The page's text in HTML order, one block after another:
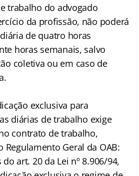
trabalho do advogado
da profissão, não poderá
de quatro horas
horas semanais, salvo
coletiva ou em caso de
exclusiva para
diárias de trabalho exige
contrato de trabalho,
Regulamento Geral da OAB:
art. 20 da Lei nº 8.906/94,